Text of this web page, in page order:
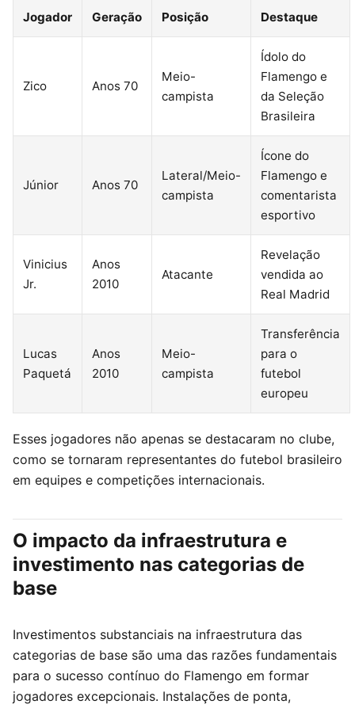
Jogador Geração Posição Destaque
Zico Anos 70
Meio-
campista
Ídolo do
Flamengo e
da Seleção
Brasileira
Júnior Anos 70
Lateral/Meio-
campista
Ícone do
Flamengo e
comentarista
esportivo
Vinicius
Jr.
Anos
2010
Atacante
Revelação
vendida ao
Real Madrid
Lucas
Paquetá
Anos
2010
Meio-
campista
Transferência
para o
futebol
europeu
Esses jogadores não apenas se destacaram no clube,
como se tornaram representantes do futebol brasileiro
em equipes e competições internacionais.
O impacto da infraestrutura e
investimento nas categorias de
base
Investimentos substanciais na infraestrutura das
categorias de base são uma das razões fundamentais
para o sucesso contínuo do Flamengo em formar
jogadores excepcionais. Instalações de ponta,